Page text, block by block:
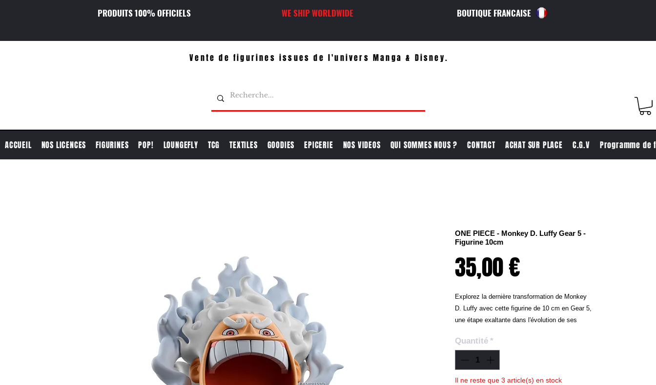
PRODUITS 100% OFFICIELS WE SHIP WORLDWIDE BOUTIQUE FRANCAISE
Vente de figurines issues de l'univers Manga & Disney.
ACCUEIL NOS LICENCES FIGURINES POP! LOUNGEFLY TCG TEXTILES GOODIES EPICERIE NOS VIDEOS QUI SOMMES NOUS ? CONTACT ACHAT SUR PLACE C.G.V Programme de
ONE PIECE - Monkey D. Luffy Gear 5 -
Figurine 10cm
35,00 €
Explorez la dernière transformation de Monkey
D. Luffy avec cette figurine de 10 cm en Gear 5,
une étape exaltante dans l'évolution de ses
Pirates. Ce design unique capture Luffy dans sa
ce moment crucial dans One Piece.
Quantité *
Il ne reste que 3 article(s) en stock